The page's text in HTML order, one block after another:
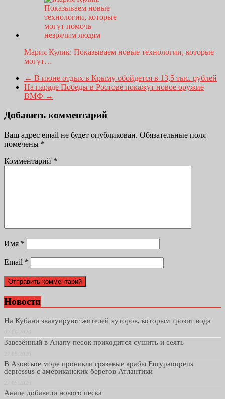
Мария Кулик: Показываем новые технологии, которые
могут…
← В июне отдых в Крыму обойдется в 13,5 тыс. рублей
На параде Победы в Ростове покажут новое оружие
ВМФ →
Добавить комментарий
Ваш адрес email не будет опубликован. Обязательные поля
помечены *
Комментарий *
Имя *
Email *
Новости
На Кубани эвакуируют жителей хуторов, которым грозит вода
Завезённый в Анапу песок приходится сушить и сеять
В Азовское море проникли грязевые крабы Eurypanopeus
depressus с американских берегов Атлантики
Анапе добавили нового песка